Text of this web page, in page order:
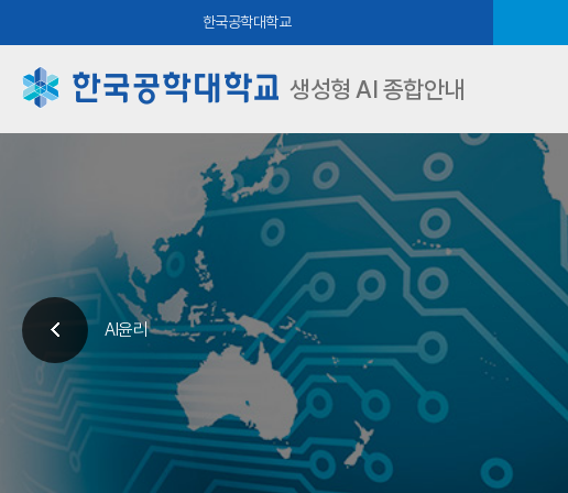
한국공학대학교
생성형 AI 종합안내
AI윤리